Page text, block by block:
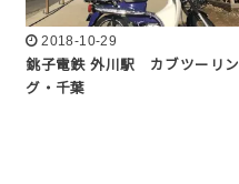
2018-10-29
銚子電鉄 外川駅 カブツーリン
グ・千葉